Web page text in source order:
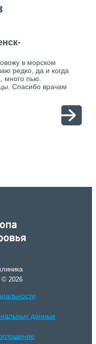
в морском
редко, да и когда
много пью.
Спасибо врачам
© 2026
данных